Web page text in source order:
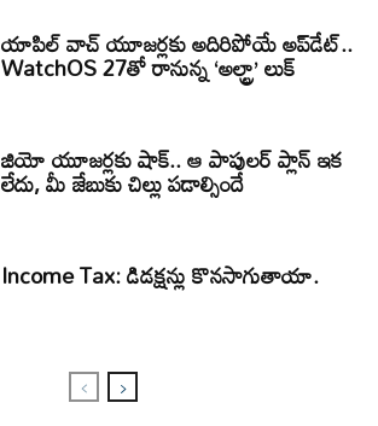
యాపిల్ వాచ్ యూజర్లకు అదిరిపోయే అప్‌డేట్..
WatchOS 27తో రానున్న ‘అల్ట్రా’ లుక్
జియో యూజర్లకు షాక్.. ఆ పాపులర్ ప్లాన్ ఇక
లేదు, మీ జేబుకు చిల్లు పడాల్సిందే
Income Tax: డిడక్షన్లు కొనసాగుతాయా.